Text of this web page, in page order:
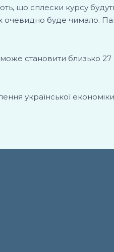
що сплески курсу
очевидно буде чимало.
може становити близько
української економіки